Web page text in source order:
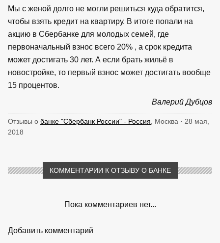
Мы с женой долго не могли решиться куда обратится,
чтобы взять кредит на квартиру. В итоге попали на
акцию в Сбербанке для молодых семей, где
первоначальный взнос всего 20% , а срок кредита
может достигать 30 лет. А если брать жильё в
новостройке, то первый взнос может достигать вообще
15 процентов.
Валерий Дубцов
Отзывы о банке "Сбербанк России" - Россия , Москва · 28 мая,
2018
КОММЕНТАРИИ К ОТЗЫВУ О БАНКЕ
Пока комментариев нет...
Добавить комментарий